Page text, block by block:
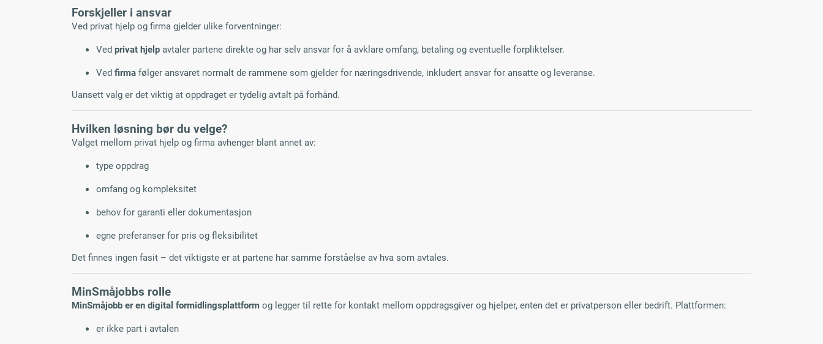
Forskjeller i ansvar
Ved privat hjelp og firma gjelder ulike forventninger:
Ved privat hjelp avtaler partene direkte og har selv ansvar for å avklare omfang, betaling og eventuelle forpliktelser.
Ved firma følger ansvaret normalt de rammene som gjelder for næringsdrivende, inkludert ansvar for ansatte og leveranse.
Uansett valg er det viktig at oppdraget er tydelig avtalt på forhånd.
Hvilken løsning bør du velge?
Valget mellom privat hjelp og firma avhenger blant annet av:
type oppdrag
omfang og kompleksitet
behov for garanti eller dokumentasjon
egne preferanser for pris og fleksibilitet
Det finnes ingen fasit – det viktigste er at partene har samme forståelse av hva som avtales.
MinSmåjobbs rolle
MinSmåjobb er en digital formidlingsplattform og legger til rette for kontakt mellom oppdragsgiver og hjelper, enten det er privatperson eller bedrift. Plattformen:
er ikke part i avtalen